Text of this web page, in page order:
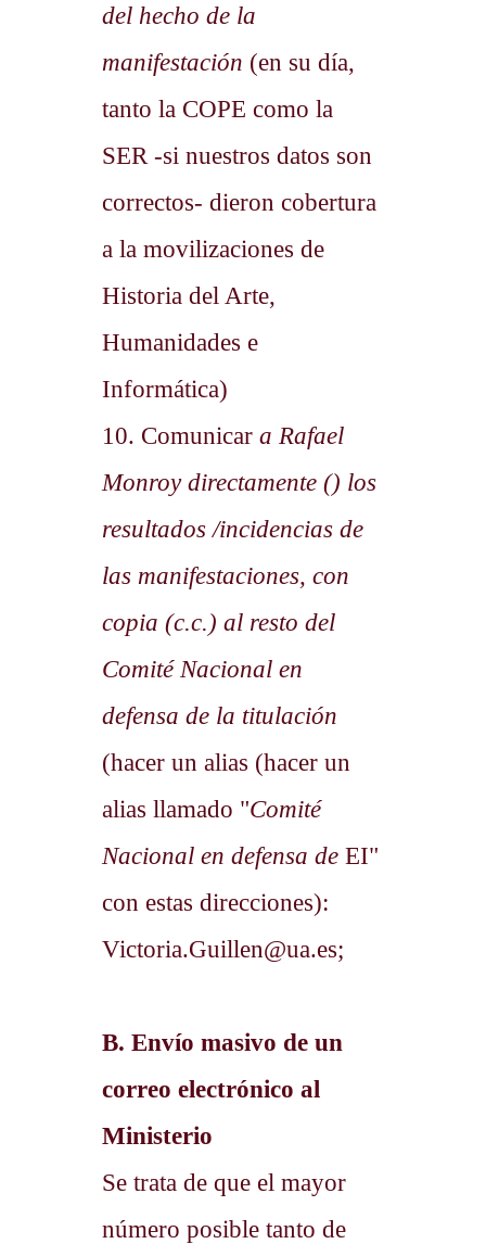
del hecho de la
manifestación (en su día,
tanto la COPE como la
SER -si nuestros datos son
correctos- dieron cobertura
a la movilizaciones de
Historia del Arte,
Humanidades e
Informática)
10. Comunicar a Rafael
Monroy directamente () los
resultados /incidencias de
las manifestaciones, con
copia (c.c.) al resto del
Comité Nacional en
defensa de la titulación
(hacer un alias (hacer un
alias llamado "Comité
Nacional en defensa de EI"
con estas direcciones):
Victoria.Guillen@ua.es;
B. Envío masivo de un
correo electrónico al
Ministerio
Se trata de que el mayor
número posible tanto de